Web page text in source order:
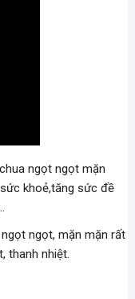
ngọt ngọt mặn
khoẻ,tăng sức đề
ngọt, mặn mặn rất
thanh nhiệt.